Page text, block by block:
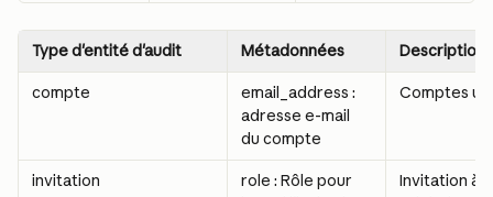
Type d'entité d'audit Métadonnées Description
compte
email_address :
adresse e-mail
du compte
Comptes
invitation
role : Rôle pour
Invitation à